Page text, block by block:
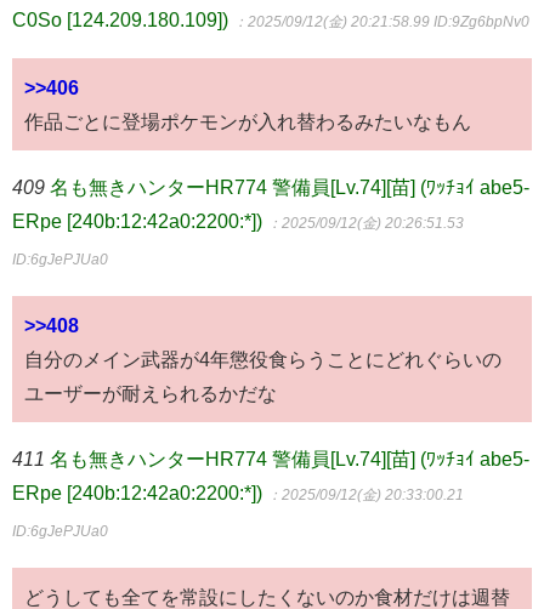
C0So [124.209.180.109])
：2025/09/12(金) 20:21:58.99 ID:9Zg6bpNv0
>>406
作品ごとに登場ポケモンが入れ替わるみたいなもん
409 名も無きハンターHR774 警備員[Lv.74][苗] (ﾜｯﾁｮｲ abe5-
ERpe [240b:12:42a0:2200:*])
：2025/09/12(金) 20:26:51.53
ID:6gJePJUa0
>>408
自分のメイン武器が4年懲役食らうことにどれぐらいの
ユーザーが耐えられるかだな
411 名も無きハンターHR774 警備員[Lv.74][苗] (ﾜｯﾁｮｲ abe5-
ERpe [240b:12:42a0:2200:*])
：2025/09/12(金) 20:33:00.21
ID:6gJePJUa0
どうしても全てを常設にしたくないのか食材だけは週替